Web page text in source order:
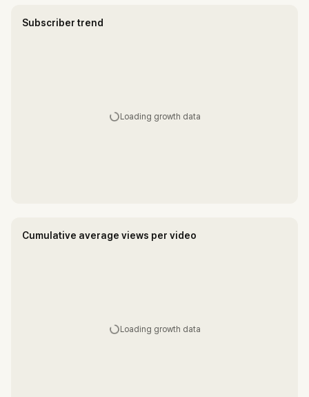
Subscriber trend
Loading growth data
Cumulative average views per video
Loading growth data